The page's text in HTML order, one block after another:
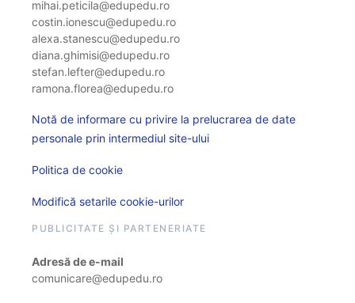
mihai.peticila@edupedu.ro
costin.ionescu@edupedu.ro
alexa.stanescu@edupedu.ro
diana.ghimisi@edupedu.ro
stefan.lefter@edupedu.ro
ramona.florea@edupedu.ro
Notă de informare cu privire la prelucrarea de date
personale prin intermediul site-ului
Politica de cookie
Modifică setarile cookie-urilor
PUBLICITATE ȘI PARTENERIATE
Adresă de e-mail
comunicare@edupedu.ro